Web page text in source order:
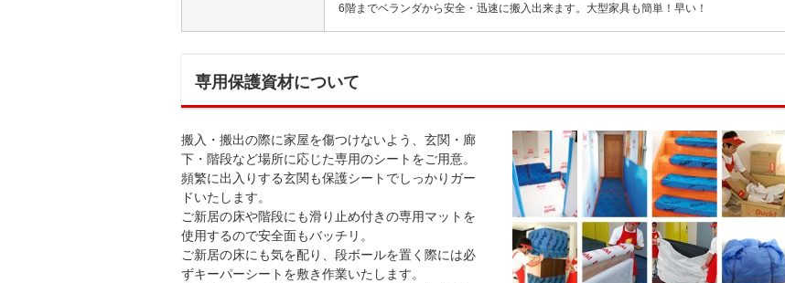
6階までベランダから安全・迅速に搬入出来ます。大型家具も簡単！早い！
専用保護資材について
搬入・搬出の際に家屋を傷つけないよう、玄関・廊
下・階段など場所に応じた専用のシートをご用意。
頻繁に出入りする玄関も保護シートでしっかりガー
ドいたします。
ご新居の床や階段にも滑り止め付きの専用マットを
使用するので安全面もバッチリ。
ご新居の床にも気を配り、段ボールを置く際には必
ずキーパーシートを敷き作業いたします。